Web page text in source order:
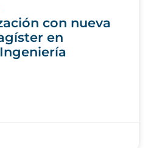
con nueva
en